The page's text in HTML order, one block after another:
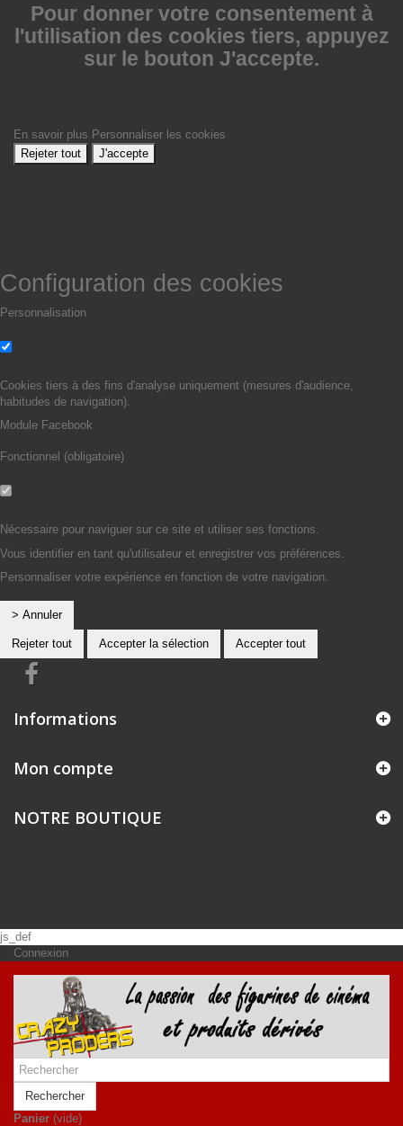
Pour donner votre consentement à
l'utilisation des cookies tiers, appuyez
sur le bouton J'accepte.
En savoir plus Personnaliser les cookies
Rejeter tout
J'accepte
Configuration des cookies
Personnalisation
Cookies tiers à des fins d'analyse uniquement (mesures d'audience,
habitudes de navigation).
Module Facebook
Fonctionnel (obligatoire)
Nécessaire pour naviguer sur ce site et utiliser ses fonctions.
Vous identifier en tant qu'utilisateur et enregistrer vos préférences.
Personnaliser votre expérience en fonction de votre navigation.
> Annuler
Rejeter tout Accepter la sélection Accepter tout
Informations
Mon compte
NOTRE BOUTIQUE
js_def
Connexion
Rechercher
Panier (vide)